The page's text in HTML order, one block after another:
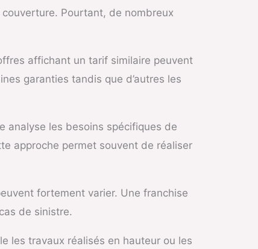
Pourtant, de nombreux
affichant un tarif similaire peuvent
garanties tandis que d’autres les
analyse les besoins spécifiques de
approche permet souvent de réaliser
fortement varier. Une franchise
de sinistre.
les travaux réalisés en hauteur ou les